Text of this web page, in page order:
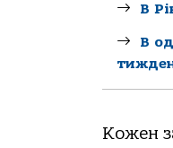
В
В
Кожен